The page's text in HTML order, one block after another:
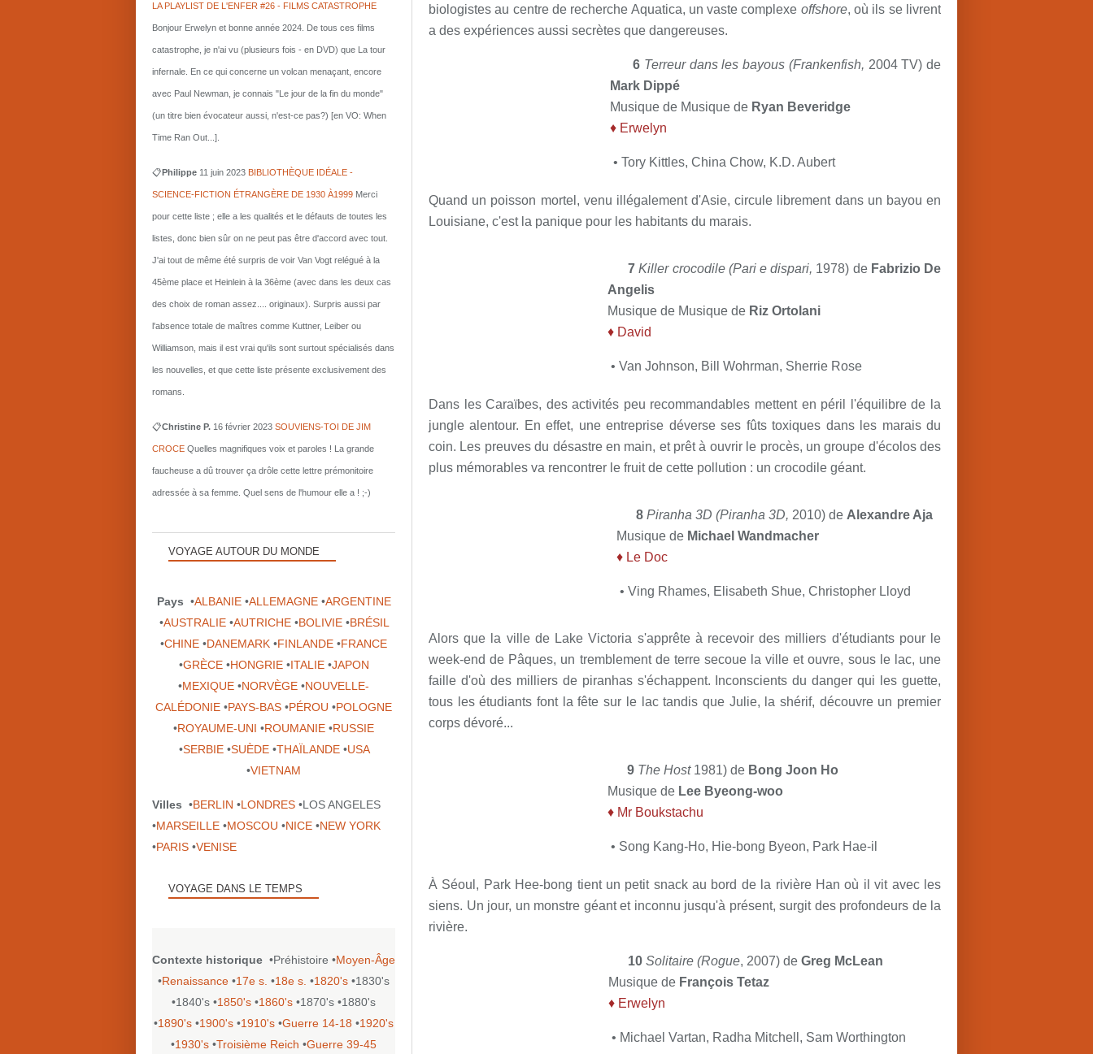
biologistes au centre de recherche Aquatica, un vaste complexe offshore, où ils se livrent
a des expériences aussi secrètes que dangereuses.
6 Terreur dans les bayous (Frankenfish, 2004 TV) de
Mark Dippé
Musique de Musique de Ryan Beveridge
♦ Erwelyn
• Tory Kittles, China Chow, K.D. Aubert
Quand un poisson mortel, venu illégalement d'Asie, circule librement dans un bayou en
Louisiane, c'est la panique pour les habitants du marais.
7 Killer crocodile (Pari e dispari, 1978) de Fabrizio De
Angelis
Musique de Musique de Riz Ortolani
♦ David
• Van Johnson, Bill Wohrman, Sherrie Rose
Dans les Caraïbes, des activités peu recommandables mettent en péril l'équilibre de la
jungle alentour. En effet, une entreprise déverse ses fûts toxiques dans les marais du
coin. Les preuves du désastre en main, et prêt à ouvrir le procès, un groupe d'écolos des
plus mémorables va rencontrer le fruit de cette pollution : un crocodile géant.
8 Piranha 3D (Piranha 3D, 2010) de Alexandre Aja
Musique de Michael Wandmacher
♦ Le Doc
• Ving Rhames, Elisabeth Shue, Christopher Lloyd
Alors que la ville de Lake Victoria s'apprête à recevoir des milliers d'étudiants pour le
week-end de Pâques, un tremblement de terre secoue la ville et ouvre, sous le lac, une
faille d'où des milliers de piranhas s'échappent. Inconscients du danger qui les guette,
tous les étudiants font la fête sur le lac tandis que Julie, la shérif, découvre un premier
corps dévoré...
9 The Host1981) de Bong Joon Ho
Musique de Lee Byeong-woo
♦ Mr Boukstachu
• Song Kang-Ho, Hie-bong Byeon, Park Hae-il
À Séoul, Park Hee-bong tient un petit snack au bord de la rivière Han où il vit avec les
siens. Un jour, un monstre géant et inconnu jusqu'à présent, surgit des profondeurs de la
rivière.
10 Solitaire (Rogue, 2007) de Greg McLean
Musique de François Tetaz
♦ Erwelyn
• Michael Vartan, Radha Mitchell, Sam Worthington
LA PLAYLIST DE L'ENFER #26 - FILMS CATASTROPHE
Bonjour Erwelyn et bonne année 2024. De tous ces films
catastrophe, je n'ai vu (plusieurs fois - en DVD) que La tour
infernale. En ce qui concerne un volcan menaçant, encore
avec Paul Newman, je connais "Le jour de la fin du monde"
(un titre bien évocateur aussi, n'est-ce pas?) [en VO: When
Time Ran Out...].
📋Philippe 11 juin 2023 BIBLIOTHÈQUE IDÉALE -
SCIENCE-FICTION ÉTRANGÈRE DE 1930 À1999 Merci
pour cette liste ; elle a les qualités et le défauts de toutes les
listes, donc bien sûr on ne peut pas être d'accord avec tout.
J'ai tout de même été surpris de voir Van Vogt relégué à la
45ème place et Heinlein à la 36ème (avec dans les deux cas
des choix de roman assez.... originaux). Surpris aussi par
l'absence totale de maîtres comme Kuttner, Leiber ou
Williamson, mais il est vrai qu'ils sont surtout spécialisés dans
les nouvelles, et que cette liste présente exclusivement des
romans.
📋Christine P. 16 février 2023 SOUVIENS-TOI DE JIM
CROCE Quelles magnifiques voix et paroles ! La grande
faucheuse a dû trouver ça drôle cette lettre prémonitoire
adressée à sa femme. Quel sens de l'humour elle a ! ;-)
VOYAGE AUTOUR DU MONDE
Pays •ALBANIE•ALLEMAGNE•ARGENTINE
•AUSTRALIE•AUTRICHE•BOLIVIE•BRÉSIL
•CHINE •DANEMARK •FINLANDE •FRANCE
•GRÈCE•HONGRIE•ITALIE•JAPON
•MEXIQUE •NORVÈGE •NOUVELLE-
CALÉDONIE •PAYS-BAS •PÉROU •POLOGNE
•ROYAUME-UNI •ROUMANIE •RUSSIE
•SERBIE•SUÈDE•THAÏLANDE•USA
•VIETNAM
Villes •BERLIN •LONDRES •LOS ANGELES
•MARSEILLE •MOSCOU •NICE •NEW YORK
•PARIS •VENISE
VOYAGE DANS LE TEMPS
Contexte historique •Préhistoire •Moyen-Âge
•Renaissance •17e s. •18e s. •1820's •1830's
•1840's •1850's •1860's •1870's •1880's
•1890's •1900's •1910's •Guerre 14-18 •1920's
•1930's •Troisième Reich •Guerre 39-45